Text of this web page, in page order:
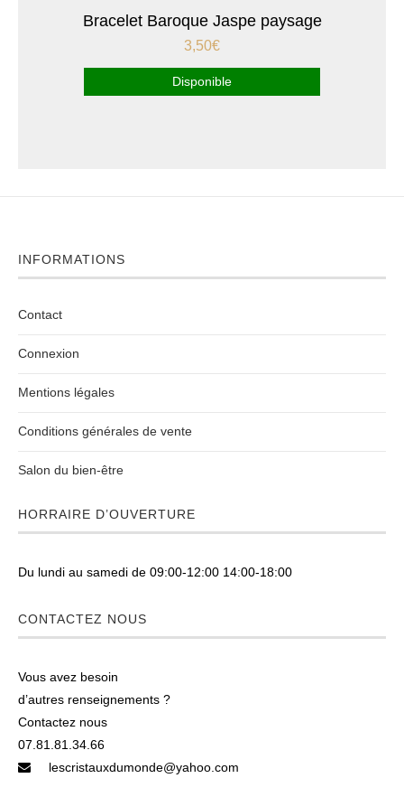
Bracelet Baroque Jaspe paysage
3,50€
Disponible
INFORMATIONS
Contact
Connexion
Mentions légales
Conditions générales de vente
Salon du bien-être
HORRAIRE D’OUVERTURE
Du lundi au samedi de 09:00-12:00 14:00-18:00
CONTACTEZ NOUS
Vous avez besoin
d’autres renseignements ?
Contactez nous
07.81.81.34.66
lescristauxdumonde@yahoo.com